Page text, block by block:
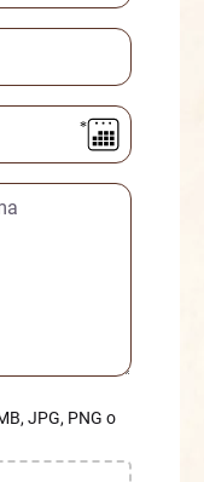
JPG, PNG o